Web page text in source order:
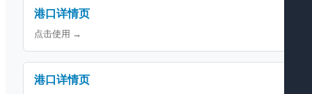
港口详情页
点击使用 →
港口详情页